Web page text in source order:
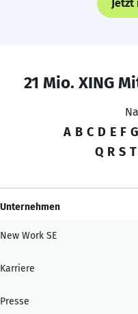
21 Mio. XING
A B C D E F G
Q R S T
Unternehmen
New Work SE
Karriere
Presse